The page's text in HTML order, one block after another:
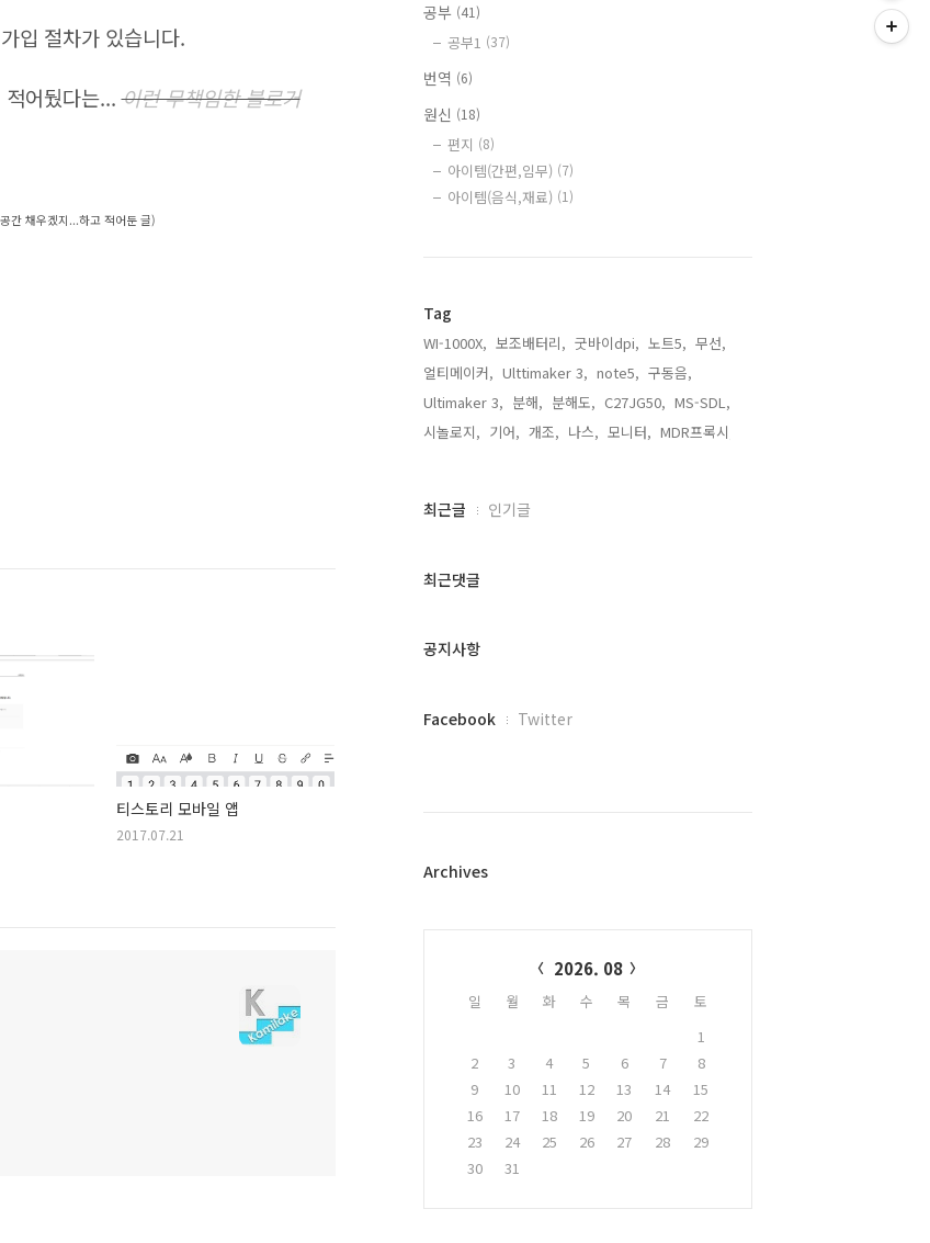
입 절차가 있습니다.
적어뒀다는...이런 무책임한 블로거
간 채우겠지...하고 적어둔 글)
티스토리 모바일 앱
2017.07.21
공부 (41)
공부1 (37)
번역 (6)
원신 (18)
편지 (8)
아이템(간편,임무) (7)
아이템(음식,재료) (1)
Tag
WI-1000X, 보조배터리, 굿바이dpi, 노트5, 무선,
얼티메이커, Ulttimaker 3, note5, 구동음,
Ultimaker 3, 분해, 분해도, C27JG50, MS-SDL,
시놀로지, 기어, 개조, 나스, 모니터, MDR프록시,
최
과
글
최근글 인기글
최근댓글
공지사항
페
플
Facebook Twitter
Archives
2026. 08
일 월 화 수 목 금
토
1
2
3 4 5 6 7
8
9
10 11 12 13 14
15
16
17 18 19 20 21
22
23
24 25 26 27 28
29
30
31